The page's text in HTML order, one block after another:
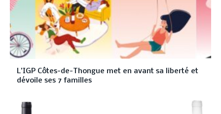
L’IGP Côtes-de-Thongue met en avant sa liberté et
dévoile ses 7 familles